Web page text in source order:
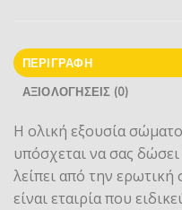
ΠΕΡΙΓΡΑΦΉ
ΑΞΙΟΛΟΓΉΣΕΙΣ (0)
Η ολική εξουσία
υπόσχεται να σας
λείπει από την
είναι εταιρία που